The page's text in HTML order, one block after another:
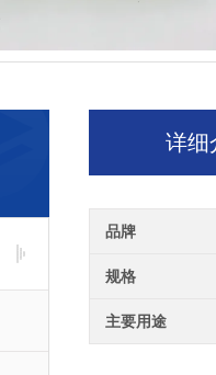
详细
品牌
规格
主要用途